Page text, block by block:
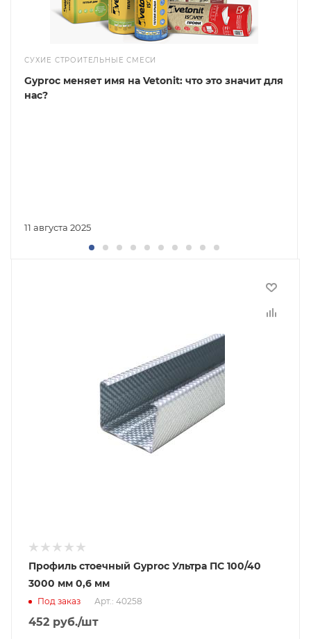
СУХИЕ СТРОИТЕЛЬНЫЕ СМЕСИ
11 августа 2025
Gyproc меняет имя на Vetonit: что это значит для
нас?
Профиль стоечный Gyproc Ультра ПС 100/40
3000 мм 0,6 мм
Под заказ Арт.: 40258
452 руб./шт